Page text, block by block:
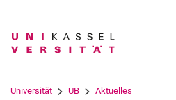
Suchbegriff
Universität UB Aktuelles